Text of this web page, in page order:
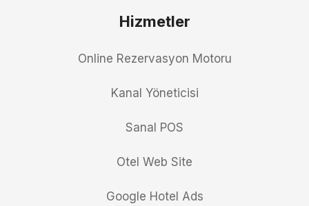
Hizmetler
Online Rezervasyon Motoru
Kanal Yöneticisi
Sanal POS
Otel Web Site
Google Hotel Ads